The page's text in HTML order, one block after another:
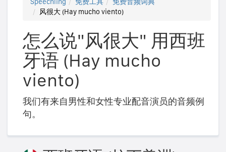
风很大 (Hay mucho viento)
怎么说"风很大" 用西班
牙语 (Hay mucho
viento)
我们有来自男性和女性专业配音演员的音频例
句。